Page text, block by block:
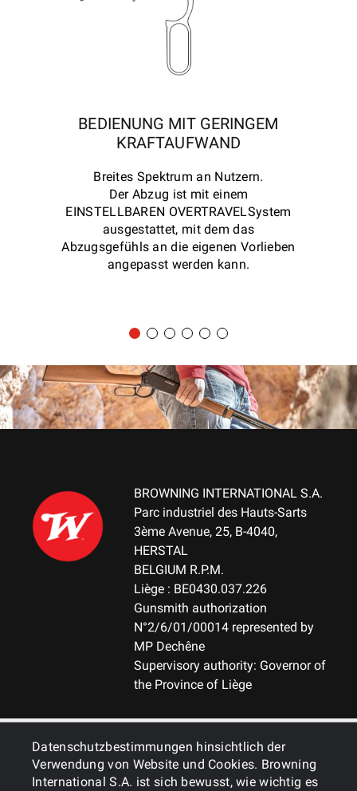
Datenschutzbestimmungen hinsichtlich der
Verwendung von Website und Cookies. Browning
International S.A. ist sich bewusst, wie wichtig es
BEDIENUNG MIT GERINGEM
KRAFTAUFWAND
Breites Spektrum an Nutzern.
Der Abzug ist mit einem
EINSTELLBAREN OVERTRAVELSystem
ausgestattet, mit dem das
Abzugsgefühls an die eigenen Vorlieben
angepasst werden kann.
BROWNING INTERNATIONAL S.A.
Parc industriel des Hauts-Sarts
3ème Avenue, 25, B-4040,
HERSTAL
BELGIUM R.P.M.
Liège : BE0430.037.226
Gunsmith authorization
N°2/6/01/00014 represented by
MP Dechêne
Supervisory authority: Governor of
the Province of Liège
ALLGEMEINES